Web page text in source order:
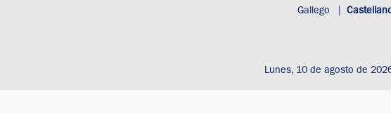
Gallego
Lunes, 10 de agosto de